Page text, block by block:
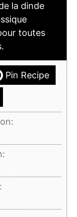
la dinde
toutes
Pin Recipe